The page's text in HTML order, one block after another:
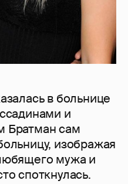
в больнице
и
Братман сам
изображая
мужа и
споткнулась.